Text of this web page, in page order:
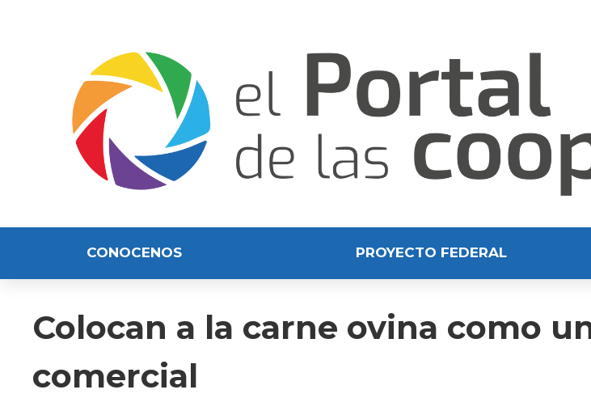
CONOCENOS PROYECTO FEDERAL
Colocan a la carne ovina como
comercial